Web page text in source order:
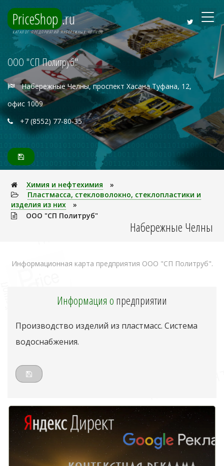
PriceShop .ru
КАТАЛОГ ПРЕДПРИЯТИЙ НАБЕРЕЖНЫХ ЧЕЛНОВ
ООО "СП Политруб"
Набережные Челны, проспект Хасана Туфана, 12,
офис 1009
+7 (8552) 77-80-35
Химия и нефтехимия
»
Пластмасса, стекловолокно, стеклопластики и
изделия из них
»
ООО "СП Политруб"
Набережные Челны
Информационная карта предприятия ООО "СП Политруб".
Информация опредприятии
Производство изделий из пластмасс. Система
водоснабжения.